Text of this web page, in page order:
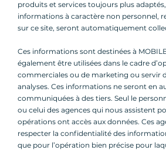
produits et services toujours plus
informations à caractère non personnel,
sur ce site, seront automatiquement
Ces informations sont destinées à
également être utilisées dans le cadre
commerciales ou de marketing ou servir
analyses. Ces informations ne seront en
communiquées à des tiers. Seul le
ou celui des agences qui nous assistent
opérations ont accès aux données. Ces
respecter la confidentialité des
que pour l’opération bien précise pour